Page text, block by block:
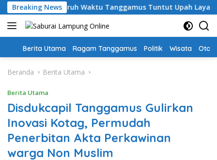
Langsung
ke
konten
Breaking News
PPPK Paruh Waktu Tanggamus Tuntut Upah Layak
Home
Berita Utama Ragam Tanggamus Politik Wisata Oto
Beranda Berita Utama
Berita Utama
Disdukcapil Tanggamus Gulirkan
Inovasi Kotag, Permudah
Penerbitan Akta Perkawinan
warga Non Muslim